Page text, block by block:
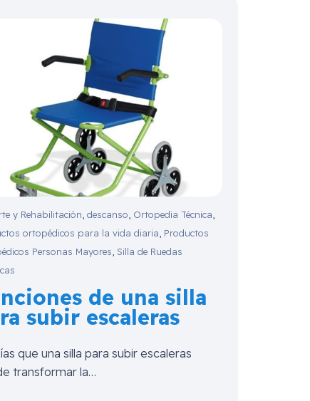
y Rehabilitación descanso Ortopedia Técnica
ortopédicos para la vida diaria Productos
Personas Mayores Silla de Ruedas
de una silla
subir escaleras
que una silla para subir escaleras
transformar la…